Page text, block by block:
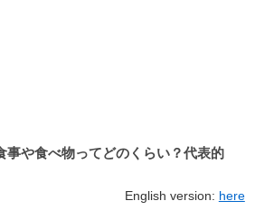
事や食べ物ってどのくらい？代表的
English version: here